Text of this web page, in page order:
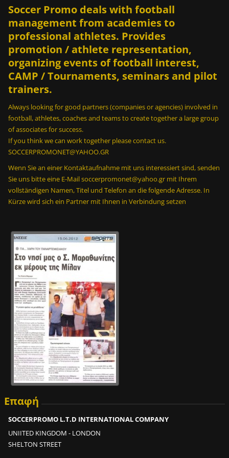
ς
σ
ε
i
n
2
0
0
κ
ο
ε
2
m
i
;
2
0
0
κ
ε
φ
α
λ
έ
ς
ε
Soccer Promo deals with football
management from academies to
professional athletes. Provides
promotion / athlete representation,
organizing events of football interest,
CAMP / Tournaments, seminars and pilot
trainers.
Always looking for good partners (companies or agencies) involved in
football, athletes, coaches and teams to create together a large group
of associates for success.
If you think we can work together please contact us.
SOCCERPROMONET@YAHOO.GR
Wenn Sie an einer Kontaktaufnahme mit uns interessiert sind, senden
Sie uns bitte eine E-Mail soccerpromonet@yahoo.gr mit Ihrem
vollständigen Namen, Titel und Telefon an die folgende Adresse. In
Kürze wird sich ein Partner mit Ihnen in Verbindung setzen
Επαφή
SOCCERPROMO L.T.D INTERNATIONAL COMPANY
UNIITED KINGDOM - LONDON
SHELTON STREET